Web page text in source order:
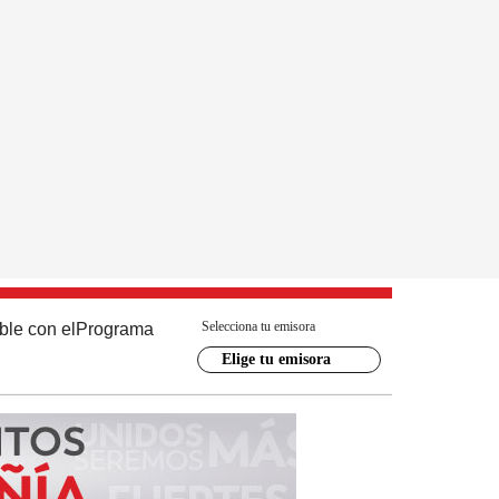
con el Programa Selecciona tu emisora
Elige tu emisora